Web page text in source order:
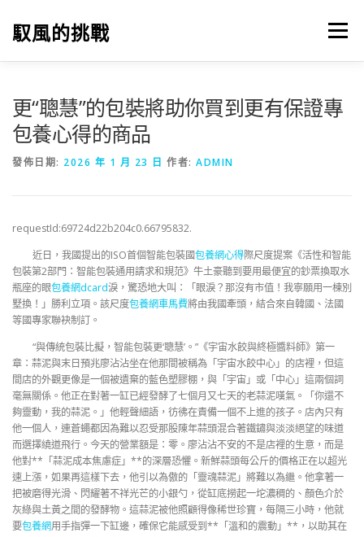
馭風的挑戰 選單
更“聰慧”的包裝將助你買到更有保證專
包養心得的商品
發佈日期: 2026 年 1 月 23 日 作者: ADMIN
requestId:69724d22b204c0.66795832.
近日，我國提出的ISO首個智能包裝國包養網心得際尺度提案《活性和智能
包裝第2部門：智能包裝通用請求和規范》牛土豪聽到要用最便宜的鈔票換取水
瓶座的眼包養網dcard淚，驚恐地大叫：「眼淚？那沒有市值！我寧願用一棟別
墅換！」勝利立項。該尺度包養網車馬費將由我國牽頭，結合來自韓國、法國
等國專家聯袂制訂。
“與傳統包裝比擬，智能包裝更‘聰慧’。”《宇宙水餃與終極醬料師》第一
章：蒜泥與末日預兆廖沾沾坐在他那間被稱為「宇宙水餃中心」的店裡，但這
間店的外觀更像是一個被遺棄的藍色塑膠棚，與「宇宙」或「中心」這兩個詞
毫無關係。他正在對著一缸已經發酵了七個月又七天的老蒜泥嘆氣。「你還不
夠靈動，我的蒜泥。」他輕聲細語，彷彿在責備一個不上進的孩子。店內只有
他一個人，連蒼蠅都因為難以忍受那股陳年蒜頭混合著鐵鏽與淡淡絕望的味道
而選擇繞道飛行。今天的營業額是：零。廖沾沾不安的不是店裡的生意，而是
他對**「蒜泥成本焦慮症」**的深層恐懼。新鮮蒜頭每公斤的價格正在以超光
速上漲，如果再這樣下去，他引以為傲的「靈魂蒜泥」將難以為繼。他拿著一
把被磨得光滑、閃耀著不祥光芒的小銀勺，從缸底撈起一坨濃稠的、顏色介於
灰綠與土黃之間的發酵物。這蒜泥被他照顧得像稀世珍寶，每隔三小時，他就
要包養網用手指彈一下缸邊，確保它能感受到**「溫和的震動」**，以助其在